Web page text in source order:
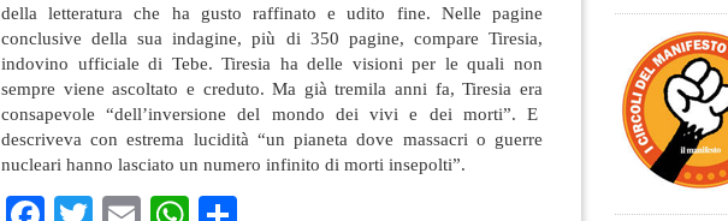
della letteratura che ha gusto raffinato e udito fine. Nelle pagine
conclusive della sua indagine, più di 350 pagine, compare Tiresia,
indovino ufficiale di Tebe. Tiresia ha delle visioni per le quali non
sempre viene ascoltato e creduto. Ma già tremila anni fa, Tiresia era
consapevole “dell’inversione del mondo dei vivi e dei morti”. E
descriveva con estrema lucidità “un pianeta dove massacri o guerre
nucleari hanno lasciato un numero infinito di morti insepolti”.